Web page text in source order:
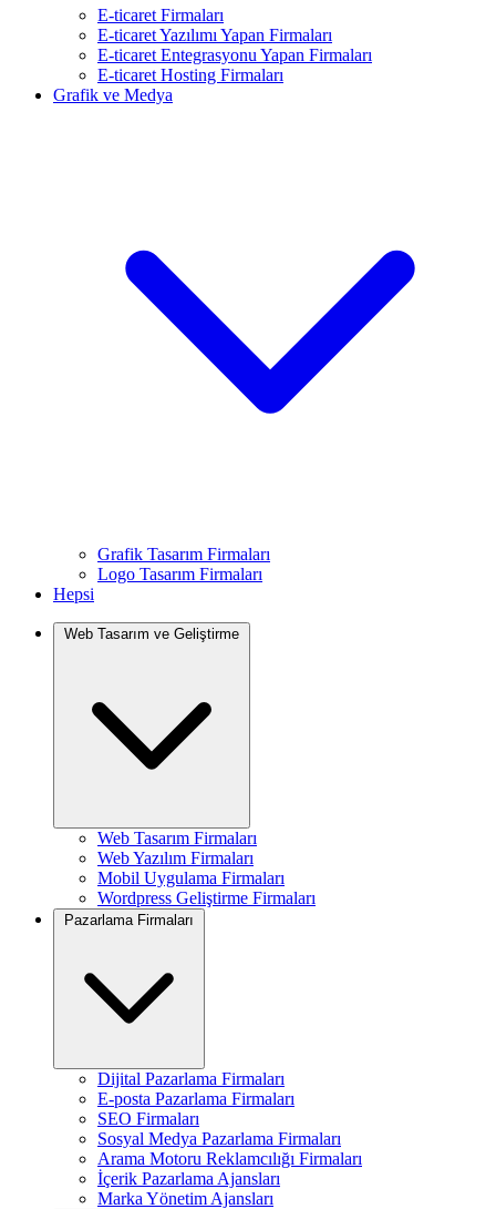
E-ticaret Firmaları
E-ticaret Yazılımı Yapan Firmaları
E-ticaret Entegrasyonu Yapan Firmaları
E-ticaret Hosting Firmaları
Grafik ve Medya
Grafik Tasarım Firmaları
Logo Tasarım Firmaları
Hepsi
Web Tasarım ve Geliştirme
Web Tasarım Firmaları
Web Yazılım Firmaları
Mobil Uygulama Firmaları
Wordpress Geliştirme Firmaları
Pazarlama Firmaları
Dijital Pazarlama Firmaları
E-posta Pazarlama Firmaları
SEO Firmaları
Sosyal Medya Pazarlama Firmaları
Arama Motoru Reklamcılığı Firmaları
İçerik Pazarlama Ajansları
Marka Yönetim Ajansları